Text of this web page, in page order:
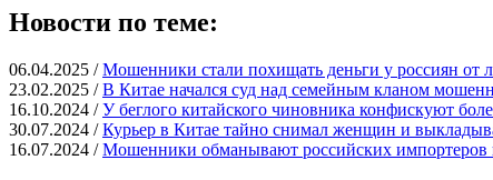
Новости по теме:
06.04.2025 /Мошенники стали похищать деньги у россиян от
23.02.2025 /В Китае начался суд над семейным кланом
16.10.2024 /У беглого китайского чиновника конфискуют
30.07.2024 /Курьер в Китае тайно снимал женщин и
16.07.2024 /Мошенники обманывают российских импортеров